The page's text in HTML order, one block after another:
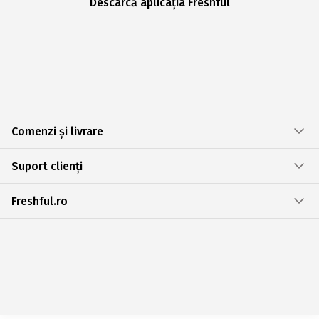
Comenzi și livrare
Suport clienți
Freshful.ro